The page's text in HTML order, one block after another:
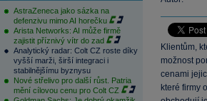
AstraZeneca jako sázka na
defenzivu mimo AI horečku
Arista Networks: AI může firmě
zajistit příznivý vítr do zad
Analytický radar: Colt CZ roste díky
vyšší marži, širší integraci i
stabilnějšímu byznysu
Nové střelivo pro další růst. Patria
mění cílovou cenu pro Colt CZ
Klientům,
možnost
cenami
které firmy